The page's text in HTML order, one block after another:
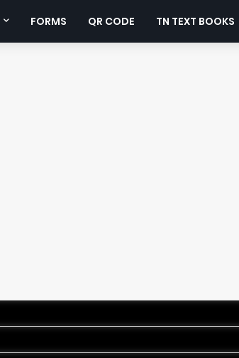
FORMS QR CODE TN TEXT BOOKS